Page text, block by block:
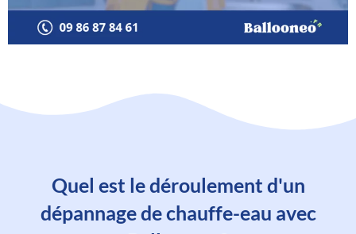
Quel est le déroulement d'un
dépannage de chauffe-eau avec